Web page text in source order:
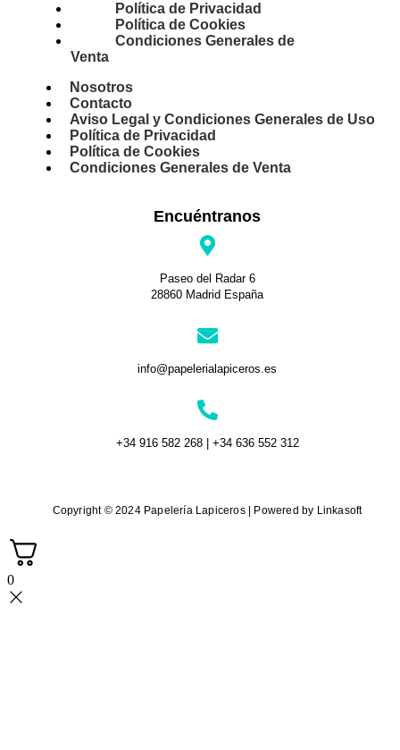
Política de Privacidad
Política de Cookies
Condiciones Generales de
Venta
Nosotros
Contacto
Aviso Legal y Condiciones Generales de Uso
Política de Privacidad
Política de Cookies
Condiciones Generales de Venta
Encuéntranos
Paseo del Radar 6
28860 Madrid España
info@papelerialapiceros.es
+34 916 582 268 | +34 636 552 312
Copyright © 2024 Papelería Lapiceros | Powered by Linkasoft
0